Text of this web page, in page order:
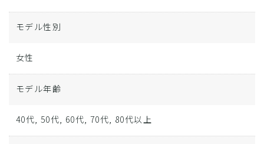
モデル性別
女性
モデル年齢
40代, 50代, 60代, 70代, 80代以上